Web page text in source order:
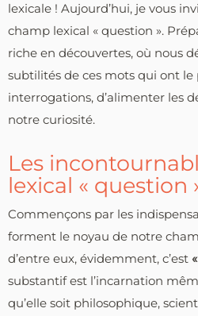
lexicale ! Aujourd’hui, je vous
champ lexical « question ».
riche en découvertes, où nous
subtilités de ces mots qui ont le
interrogations, d’alimenter les
notre curiosité.
Les
lexical « question
Commençons par les
forment le noyau de notre
d’entre eux, évidemment, c’est
substantif est l’incarnation
qu’elle soit philosophique,